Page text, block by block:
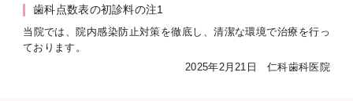
歯科点数表の初診料の注1
当院では、院内感染防止対策を徹底し、清潔な環境で治療を行っ
ております。
2025年2月21日 仁科歯科医院